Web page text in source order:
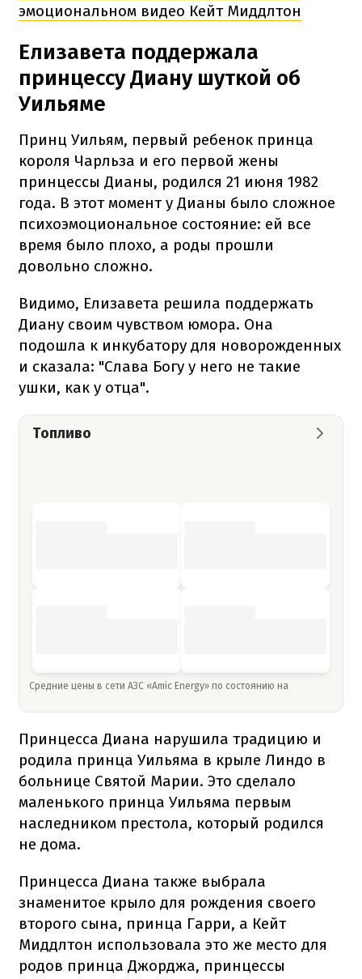
эмоциональном видео Кейт Миддлтон
Елизавета поддержала
принцессу Диану шуткой об
Уильяме
Принц Уильям, первый ребенок принца
короля Чарльза и его первой жены
принцессы Дианы, родился 21 июня 1982
года. В этот момент у Дианы было сложное
психоэмоциональное состояние: ей все
время было плохо, а роды прошли
довольно сложно.
Видимо, Елизавета решила поддержать
Диану своим чувством юмора. Она
подошла к инкубатору для новорожденных
и сказала: "Слава Богу у него не такие
ушки, как у отца".
Топливо
Средние цены в сети АЗС «Amic Energy» по состоянию на
Принцесса Диана нарушила традицию и
родила принца Уильяма в крыле Линдо в
больнице Святой Марии. Это сделало
маленького принца Уильяма первым
наследником престола, который родился
не дома.
Принцесса Диана также выбрала
знаменитое крыло для рождения своего
второго сына, принца Гарри, а Кейт
Миддлтон использовала это же место для
родов принца Джорджа, принцессы